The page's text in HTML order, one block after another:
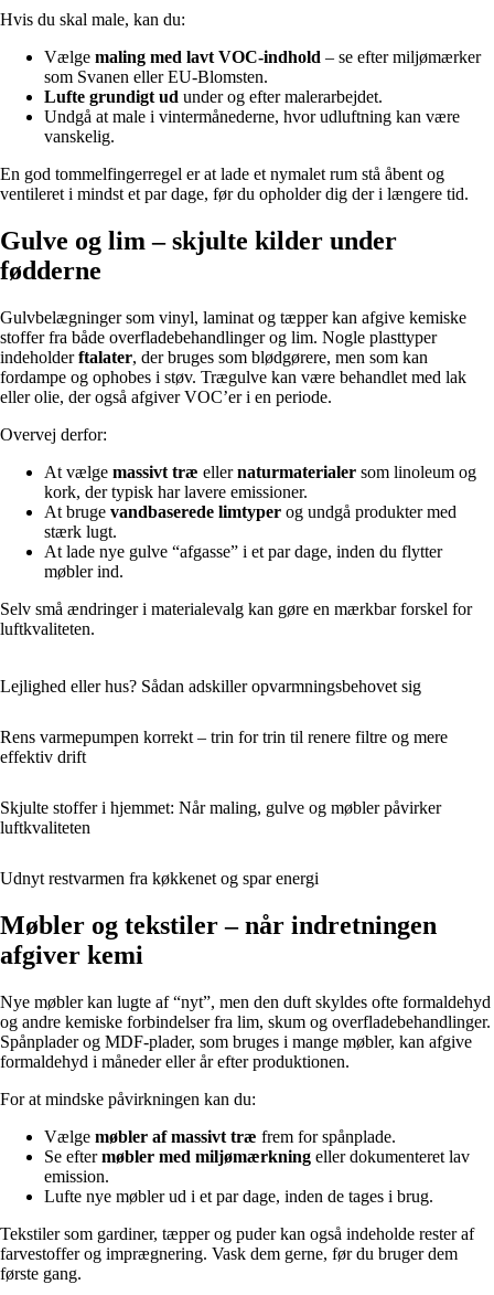
Hvis du skal male, kan du:
Vælge maling med lavt VOC-indhold – se efter miljømærker
som Svanen eller EU-Blomsten.
Lufte grundigt ud under og efter malerarbejdet.
Undgå at male i vintermånederne, hvor udluftning kan være
vanskelig.
En god tommelfingerregel er at lade et nymalet rum stå åbent og
ventileret i mindst et par dage, før du opholder dig der i længere tid.
Gulve og lim – skjulte kilder under
fødderne
Gulvbelægninger som vinyl, laminat og tæpper kan afgive kemiske
stoffer fra både overfladebehandlinger og lim. Nogle plasttyper
indeholderftalater, der bruges som blødgørere, men som kan
fordampe og ophobes i støv. Trægulve kan være behandlet med lak
eller olie, der også afgiver VOC’er i en periode.
Overvej derfor:
At vælge massivt træ ellernaturmaterialer som linoleum og
kork, der typisk har lavere emissioner.
At bruge vandbaserede limtyper og undgå produkter med
stærk lugt.
At lade nye gulve “afgasse” i et par dage, inden du flytter
møbler ind.
Selv små ændringer i materialevalg kan gøre en mærkbar forskel for
luftkvaliteten.
Lejlighed eller hus? Sådan adskiller opvarmningsbehovet sig
Rens varmepumpen korrekt – trin for trin til renere filtre og mere
effektiv drift
Skjulte stoffer i hjemmet: Når maling, gulve og møbler påvirker
luftkvaliteten
Udnyt restvarmen fra køkkenet og spar energi
Møbler og tekstiler – når indretningen
afgiver kemi
Nye møbler kan lugte af “nyt”, men den duft skyldes ofte formaldehyd
og andre kemiske forbindelser fra lim, skum og overfladebehandlinger.
Spånplader og MDF-plader, som bruges i mange møbler, kan afgive
formaldehyd i måneder eller år efter produktionen.
For at mindske påvirkningen kan du:
Vælge møbler af massivt træ frem for spånplade.
Se eftermøbler med miljømærkning eller dokumenteret lav
emission.
Lufte nye møbler ud i et par dage, inden de tages i brug.
Tekstiler som gardiner, tæpper og puder kan også indeholde rester af
farvestoffer og imprægnering. Vask dem gerne, før du bruger dem
første gang.